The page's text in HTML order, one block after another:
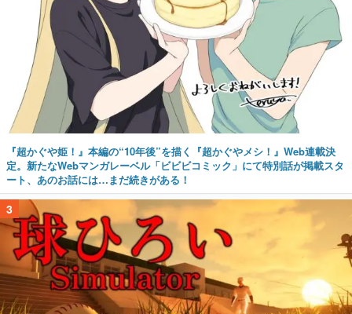
『超かぐや姫！』本編の“10年後”を描く『超かぐやメシ！』Web連載決
定。新たなWebマンガレーベル「ビビビコミック」にて特別話が掲載スタ
ート、あのお話には…まだ続きがある！
3